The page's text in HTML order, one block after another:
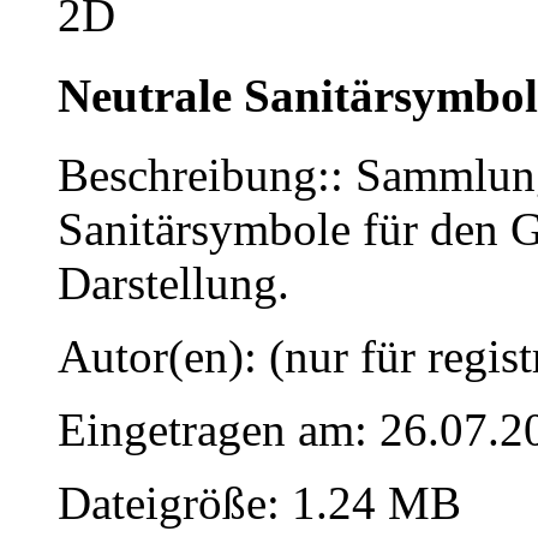
Neutrale
Beschreibung::
Sanitärsymbole für den
Darstellung.
Autor(en): (nur für
Eingetragen am:
Dateigröße: 1.24 MB